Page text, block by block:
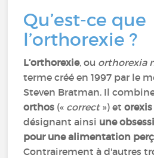
Qu’est-ce que
l’orthorexie ?
L’orthorexie, ou orthorexia
terme créé en 1997 par le
Steven Bratman. Il
orthos (« correct ») etorexis
désignant ainsi une
pour une alimentation
Contrairement à d'autres